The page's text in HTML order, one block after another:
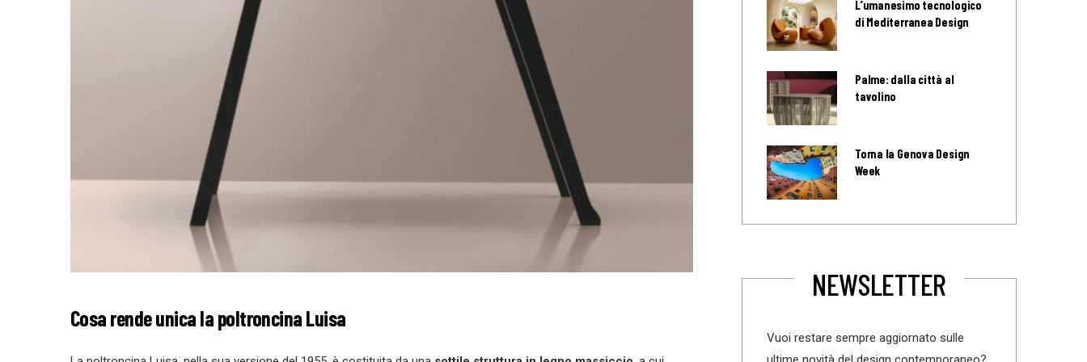
Cosa rende unica la poltroncina Luisa
L’umanesimo tecnologico
di Mediterranea Design
Palme: dalla città al
tavolino
Torna la Genova Design
Week
NEWSLETTER
Vuoi restare sempre aggiornato sulle